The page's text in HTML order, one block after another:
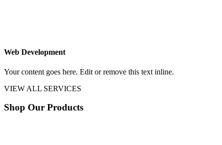
Web Development
Your content goes here. Edit or remove this text inline.
VIEW ALL SERVICES
Shop Our Products